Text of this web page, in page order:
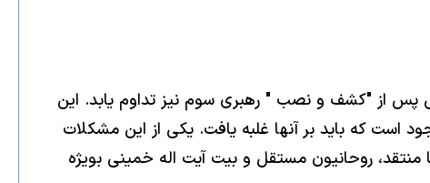
پس از "كشف و نصب " رهبرى سوم نيز تداوم يابد. اين
است كه بايد بر آنها غلبه يافت. يكى از اين مشكلات
روحانيون مستقل و بيت آيت اله خمينى بويژه